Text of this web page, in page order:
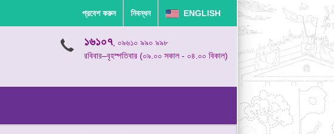
প্রবেশ করুন নিবন্ধন ENGLISH
১৬১০৭, ০৯৬১০ ৯৯০ ৯৯৮
রবিবার–বৃহস্পতিবার (০৯.০০ সকাল - ০৪.০০ বিকাল)